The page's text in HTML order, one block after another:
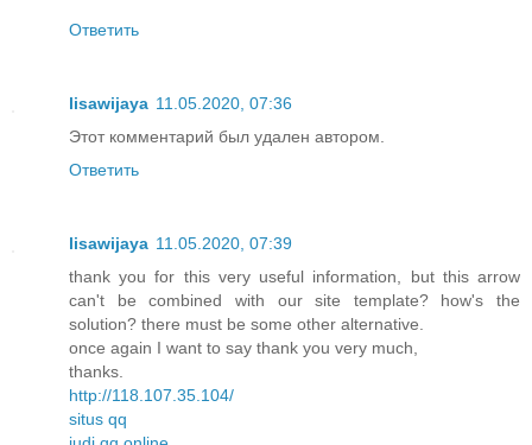
Ответить
lisawijaya 11.05.2020, 07:36
Этот комментарий был удален автором.
Ответить
lisawijaya 11.05.2020, 07:39
thank you for this very useful information, but this arrow
can't be combined with our site template? how's the
solution? there must be some other alternative.
once again I want to say thank you very much,
thanks.
http://118.107.35.104/
situs qq